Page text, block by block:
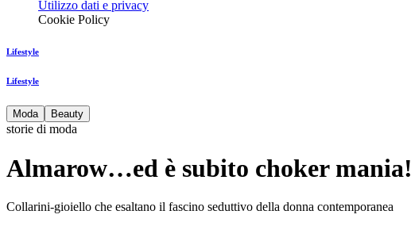
Utilizzo dati e privacy
Cookie Policy
Lifestyle
Lifestyle
Moda Beauty
storie di moda
Almarow…ed è subito choker mania!
Collarini-gioiello che esaltano il fascino seduttivo della donna contemporanea